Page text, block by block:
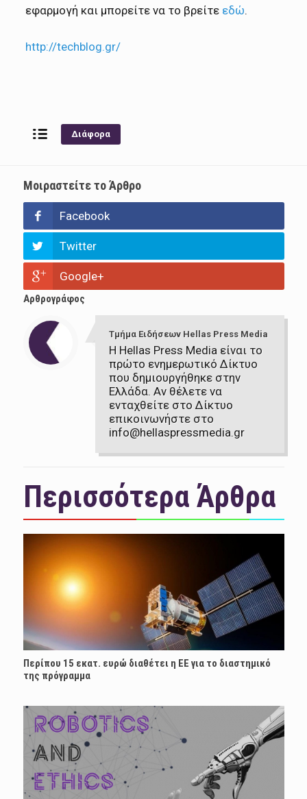
εφαρμογή και μπορείτε να το βρείτε εδώ.
http://techblog.gr/
Διάφορα
Μοιραστείτε το Άρθρο
Facebook
Twitter
Google+
Αρθρογράφος
Τμήμα Ειδήσεων Hellas Press Media
Η Hellas Press Media είναι το
πρώτο ενημερωτικό Δίκτυο
που δημιουργήθηκε στην
Ελλάδα. Αν θέλετε να
ενταχθείτε στο Δίκτυο
επικοινωνήστε στο
info@hellaspressmedia.gr
Περισσότερα Άρθρα
Περίπου 15 εκατ. ευρώ διαθέτει η ΕΕ για το διαστημικό
της πρόγραμμα